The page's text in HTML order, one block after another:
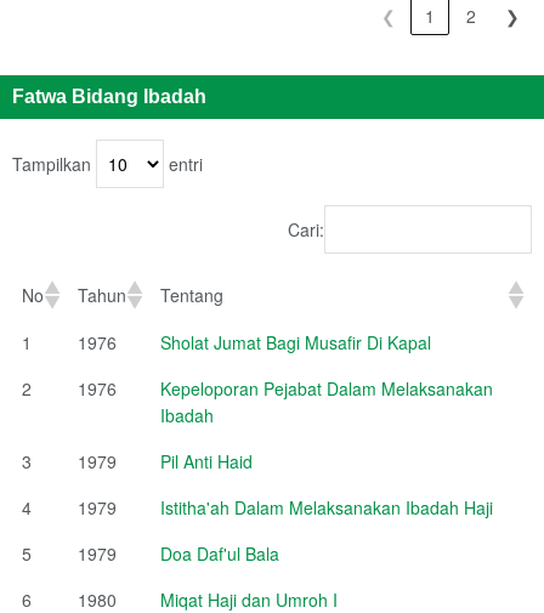
❮ 1 2 ❯
Fatwa Bidang Ibadah
Tampilkan entri
Cari:
No Tahun
Tentang
No
Tahun Tentang
1 1976
Sholat Jumat Bagi Musafir Di Kapal
2
1976
Kepeloporan Pejabat Dalam Melaksanakan
Ibadah
3
1979
Pil Anti Haid
4
1979
Istitha'ah Dalam Melaksanakan Ibadah Haji
5
1979
Doa Daf'ul Bala
6
1980
Miqat Haji dan Umroh I